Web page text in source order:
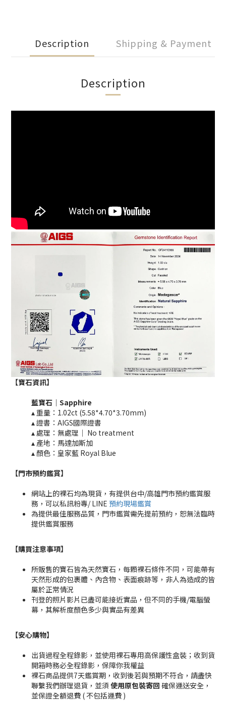
Description Shipping & Payment
Description
【寶石資訊】
藍寶石｜ Sapphire
▴ 重量：1.02ct (5.58*4.70*3.70mm)​
▴ 證書：AIGS國際證書
▴ 處理：無處理｜ No treatment​​
▴ 產地：馬達加斯加
▴ 顏色：皇家藍 Royal Blue
【門市預約鑑賞】
網站上的裸石均為現貨，有提供台中/高雄門市預約鑑賞服
務，可以私訊粉專/ LINE 預約現場鑑賞
為提供最佳服務品質，門市鑑賞需先提前預約，恕無法臨時
提供鑑賞服務
【購買注意事項】
所販售的寶石皆為天然寶石，每顆裸石條件不同，可能帶有
天然形成的包裹體、內含物、表面痕跡等，非人為造成的皆
屬於正常情況
刊登的照片影片已盡可能接近實品，但不同的手機/電腦螢
幕，其解析度顏色多少與實品有差異
【安心購物】
出貨過程全程錄影，並使用裸石專用高保護性盒裝；收到貨
開箱時務必全程錄影，保障你我權益
裸石商品提供7天鑑賞期，收到後若與預期不符合，請盡快
聯繫我們辦理退貨，並須 使用原包裝寄回 確保運送安全，
並保證全額退費 ( 不包括運費 )